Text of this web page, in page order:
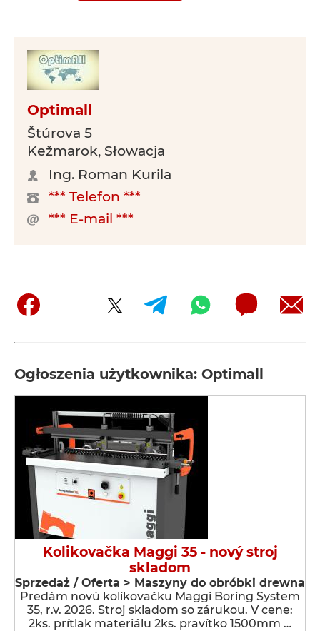
Optimall
Štúrova 5
Kežmarok, Słowacja
Ing. Roman Kurila
*** Telefon ***
*** E-mail ***
Ogłoszenia użytkownika: Optimall
Kolikovačka Maggi 35 - nový stroj
skladom
Sprzedaż / Oferta > Maszyny do obróbki drewna
Predám novú kolíkovačku Maggi Boring System
35, r.v. 2026. Stroj skladom so zárukou. V cene:
2ks. prítlak materiálu 2ks. pravítko 1500mm …